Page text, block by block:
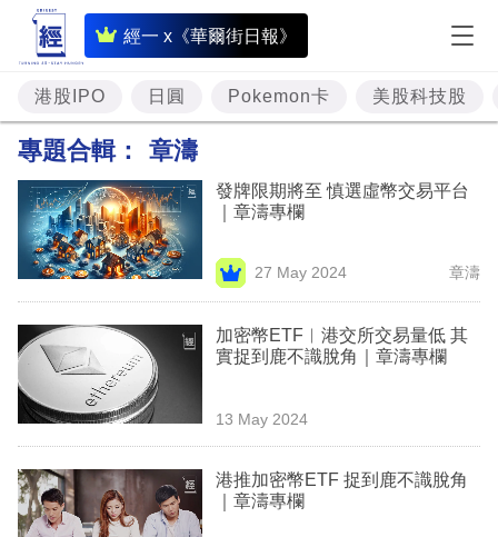
經一 x《華爾街日報》
即
時
財
經
題
投
資
樓
市
理
商
業
港股IPO 日圓 Pokemon卡 美股科技股
專題合輯： 章濤
發牌限期將至 慎選虛幣交易平台
｜章濤專欄
27 May 2024 章濤
加密幣ETF︳港交所交易量低 其
實捉到鹿不識脫角｜章濤專欄
13 May 2024
港推加密幣ETF 捉到鹿不識脫角
｜章濤專欄